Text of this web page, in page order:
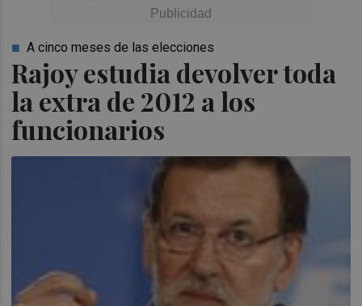
Rajoy estudia devolver toda
la extra de 2012 a los
funcionarios
A cinco meses de las elecciones